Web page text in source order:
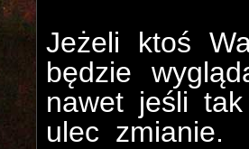
Jeżeli ktoś
będzie
nawet jeśli
ulec zmianie.